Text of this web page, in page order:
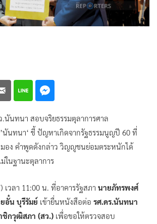
.นันทนา สอบจริยธรรมตุลาการศาล
นันทนา‘ ชี้ ปัญหาเกิดจากรัฐธรรมนูญปี 60 ที่
มอง คำพูดดังกล่าว วิญญูชนย่อมตระหนักได้
ในฐานะตุลาการ
เวลา 11:00 น. ที่อาคารรัฐสภา นายภัทรพงศ์
อั๋น บุรีรัมย์ เข้ายื่นหนังสือต่อ รศ.ดร.นันทนา
ชิกวุฒิสภา (สว.) เพื่อขอให้ตรวจสอบ